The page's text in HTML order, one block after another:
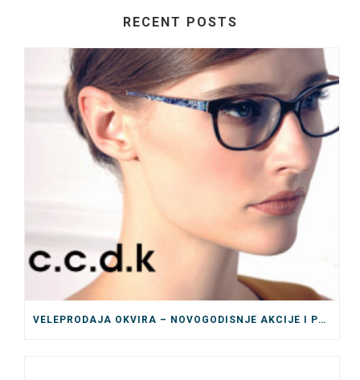
RECENT POSTS
VELEPRODAJA OKVIRA – NOVOGODISNJE AKCIJE I POPUSTI